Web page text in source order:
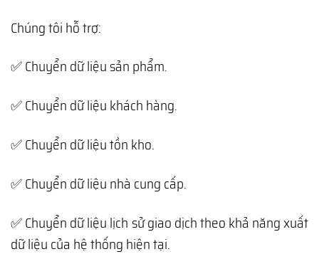
Chúng tôi hỗ trợ:
✅ Chuyển dữ liệu sản phẩm.
✅ Chuyển dữ liệu khách hàng.
✅ Chuyển dữ liệu tồn kho.
✅ Chuyển dữ liệu nhà cung cấp.
✅ Chuyển dữ liệu lịch sử giao dịch theo khả năng xuất
dữ liệu của hệ thống hiện tại.